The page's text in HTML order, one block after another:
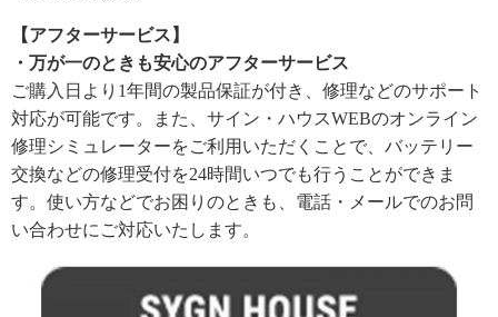
【アフターサービス】
・万が一のときも安心のアフターサービス
ご購入日より1年間の製品保証が付き、修理などのサポート
対応が可能です。また、サイン・ハウスWEBのオンライン
修理シミュレーターをご利用いただくことで、バッテリー
交換などの修理受付を24時間いつでも行うことができま
す。使い方などでお困りのときも、電話・メールでのお問
い合わせにご対応いたします。